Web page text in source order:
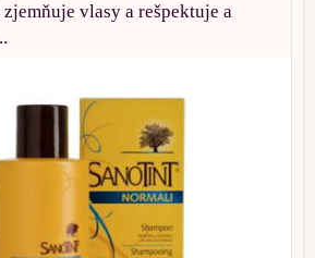
vlasy a rešpektuje a